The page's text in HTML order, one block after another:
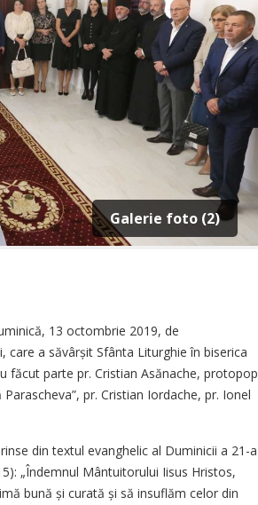
Galerie foto (2)
13 octombrie 2019, de
care a săvârșit Sfânta Liturghie în biserica
făcut parte pr. Cristian Asănache, protopop
pr. Cristian Iordache, pr. Ionel
din textul evanghelic al Duminicii a 21-a
„Îndemnul Mântuitorului Iisus Hristos,
bună și curată și să insuflăm celor din